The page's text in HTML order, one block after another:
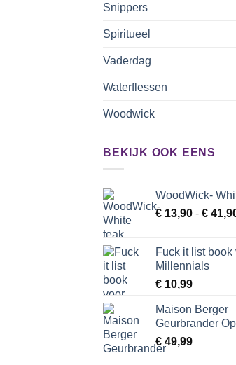
Snippers
Spiritueel
Vaderdag
Waterflessen
Woodwick
BEKIJK OOK EENS
WoodWick-
€ 13,90 - €
Fuck it list book
Millennials
€ 10,99
Maison Berger
Geurbrander
€ 49,99